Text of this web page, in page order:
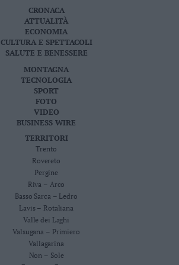
CRONACA
ATTUALITÀ
ECONOMIA
CULTURA E SPETTACOLI
SALUTE E BENESSERE
MONTAGNA
TECNOLOGIA
SPORT
FOTO
VIDEO
BUSINESS WIRE
TERRITORI
Trento
Rovereto
Pergine
Riva – Arco
Basso Sarca – Ledro
Lavis – Rotaliana
Valle dei Laghi
Valsugana – Primiero
Vallagarina
Non – Sole